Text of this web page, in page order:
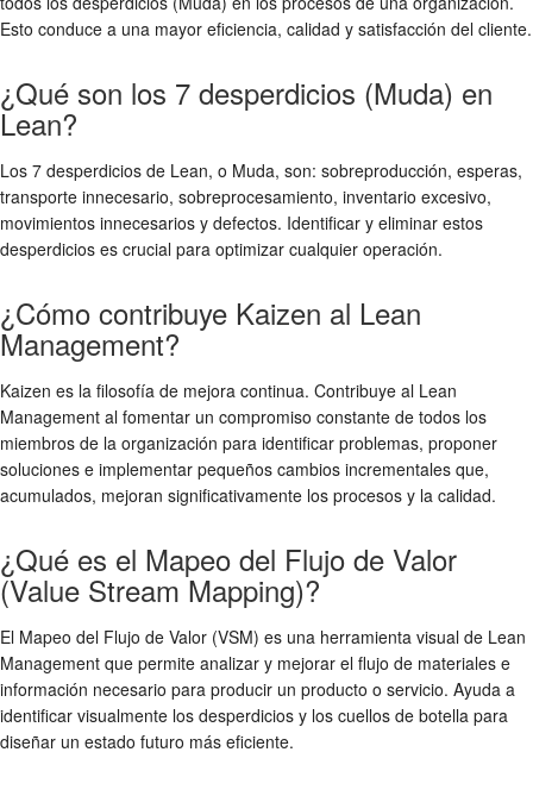
Esto conduce a una mayor eficiencia, calidad y satisfacción del cliente.
¿Qué son los 7 desperdicios (Muda) en
Lean?
Los 7 desperdicios de Lean, o Muda, son: sobreproducción, esperas,
transporte innecesario, sobreprocesamiento, inventario excesivo,
movimientos innecesarios y defectos. Identificar y eliminar estos
desperdicios es crucial para optimizar cualquier operación.
¿Cómo contribuye Kaizen al Lean
Management?
Kaizen es la filosofía de mejora continua. Contribuye al Lean
Management al fomentar un compromiso constante de todos los
miembros de la organización para identificar problemas, proponer
soluciones e implementar pequeños cambios incrementales que,
acumulados, mejoran significativamente los procesos y la calidad.
¿Qué es el Mapeo del Flujo de Valor
(Value Stream Mapping)?
El Mapeo del Flujo de Valor (VSM) es una herramienta visual de Lean
Management que permite analizar y mejorar el flujo de materiales e
información necesario para producir un producto o servicio. Ayuda a
identificar visualmente los desperdicios y los cuellos de botella para
diseñar un estado futuro más eficiente.